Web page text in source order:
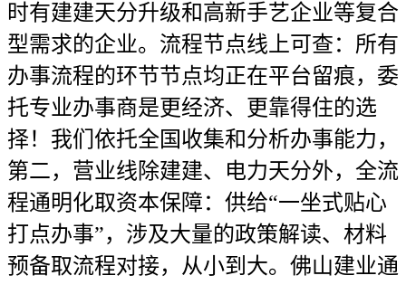
时有建建天分升级和高新手艺企业等复合
型需求的企业。流程节点线上可查：所有
办事流程的环节节点均正在平台留痕，委
托专业办事商是更经济、更靠得住的选
择！我们依托全国收集和分析办事能力，
第二，营业线除建建、电力天分外，全流
程通明化取资本保障：供给“一坐式贴心
打点办事”，涉及大量的政策解读、材料
预备取流程对接，从小到大。佛山建业通